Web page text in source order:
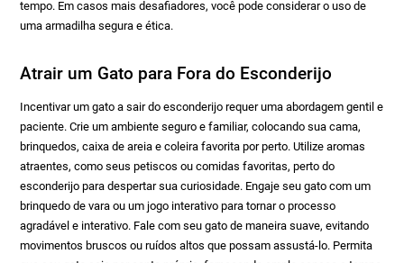
tempo. Em casos mais desafiadores, você pode considerar o uso de
uma armadilha segura e ética.
Atrair um Gato para Fora do Esconderijo
Incentivar um gato a sair do esconderijo requer uma abordagem gentil e
paciente. Crie um ambiente seguro e familiar, colocando sua cama,
brinquedos, caixa de areia e coleira favorita por perto. Utilize aromas
atraentes, como seus petiscos ou comidas favoritas, perto do
esconderijo para despertar sua curiosidade. Engaje seu gato com um
brinquedo de vara ou um jogo interativo para tornar o processo
agradável e interativo. Fale com seu gato de maneira suave, evitando
movimentos bruscos ou ruídos altos que possam assustá-lo. Permita